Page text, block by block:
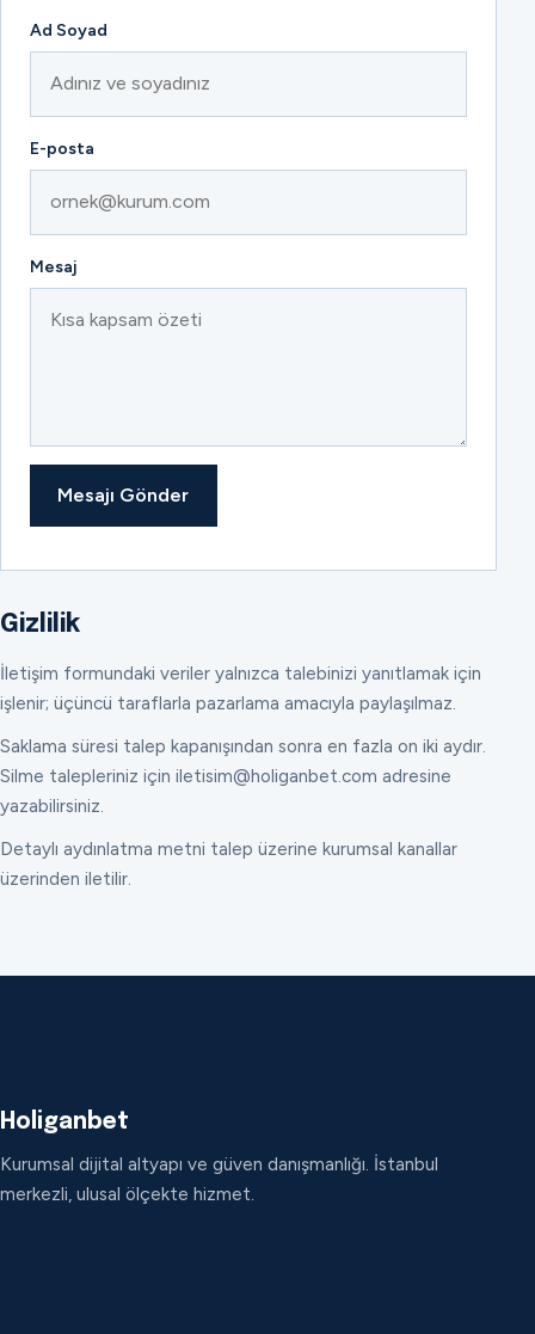
Ad Soyad
E-posta
Mesaj
Mesajı Gönder
Gizlilik
İletişim formundaki veriler yalnızca talebinizi yanıtlamak için
işlenir; üçüncü taraflarla pazarlama amacıyla paylaşılmaz.
Saklama süresi talep kapanışından sonra en fazla on iki aydır.
Silme talepleriniz için iletisim@holiganbet.com adresine
yazabilirsiniz.
Detaylı aydınlatma metni talep üzerine kurumsal kanallar
üzerinden iletilir.
Holiganbet
Kurumsal dijital altyapı ve güven danışmanlığı. İstanbul
merkezli, ulusal ölçekte hizmet.